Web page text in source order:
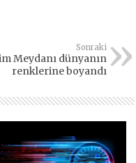
Sonraki
Meydanı dünyanın
renklerine boyandı